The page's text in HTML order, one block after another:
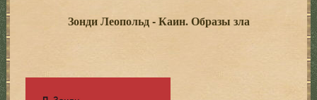
Зонди Леопольд - Каин. Образы зла